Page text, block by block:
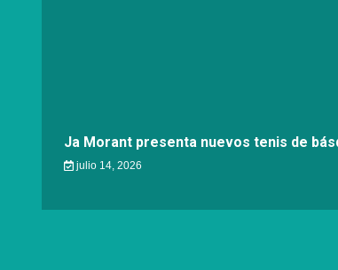
Ja Morant presenta nuevos tenis de
julio 14, 2026